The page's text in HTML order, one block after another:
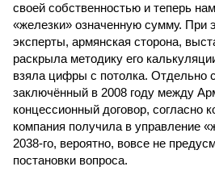
своей собственностью и теперь
«железки» означенную сумму. При
эксперты, армянская сторона,
раскрыла методику его
взяла цифры с потолка. Отдельно
заключённый в 2008 году между
концессионный договор, согласно
компания получила в управление
2038-го, вероятно, вовсе не
постановки вопроса.